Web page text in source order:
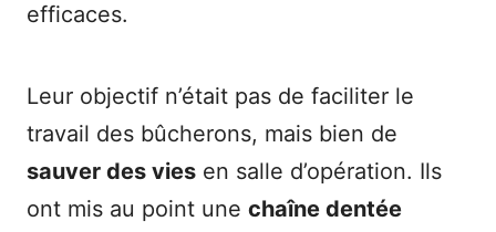
efficaces.
Leur objectif n’était pas de faciliter le
travail des bûcherons, mais bien de
sauver des vies en salle d’opération. Ils
ont mis au point une chaîne dentée